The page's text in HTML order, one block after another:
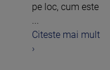
pe loc, cum este
...
Citeste mai mult
›